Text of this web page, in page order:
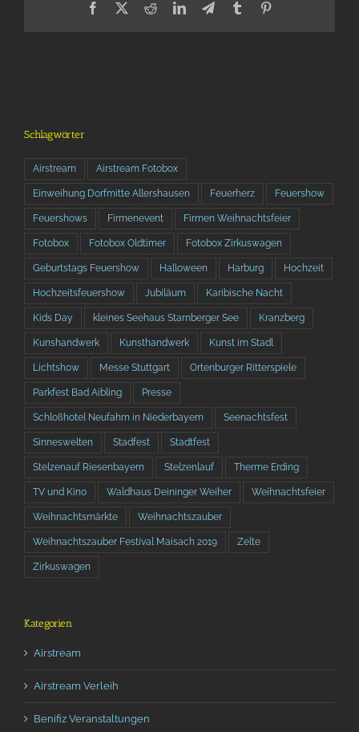
Facebook RedditLinkedInTelegramTumblr
Schlagwörter
Airstream Airstream Fotobox
Einweihung Dorfmitte Allershausen Feuerherz Feuershow
Feuershows Firmenevent Firmen Weihnachtsfeier
Fotobox Fotobox Oldtimer Fotobox Zirkuswagen
Geburtstags Feuershow Halloween Harburg Hochzeit
Hochzeitsfeuershow Jubiläum Karibische Nacht
Kids Day kleines Seehaus Starnberger See Kranzberg
Kunshandwerk Kunsthandwerk Kunst im Stadl
Lichtshow Messe Stuttgart Ortenburger Ritterspiele
Parkfest Bad Aibling Presse
Schloßhotel Neufahrn in Niederbayern Seenachtsfest
Sinneswelten Stadfest Stadtfest
Stelzenauf Riesenbayern Stelzenlauf Therme Erding
TV und Kino Waldhaus Deininger Weiher Weihnachtsfeier
Weihnachtsmärkte Weihnachtszauber
Weihnachtszauber Festival Maisach 2019 Zelte
Zirkuswagen
Kategorien
Airstream
Airstream Verleih
Benifiz Veranstaltungen